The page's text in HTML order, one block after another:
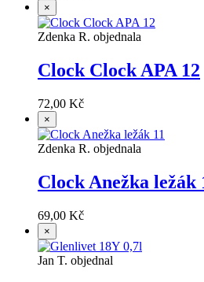
×
Zdenka R. objednala
Clock Clock APA 12
72,00 Kč
×
Zdenka R. objednala
Clock Anežka ležák
69,00 Kč
×
Jan T. objednal